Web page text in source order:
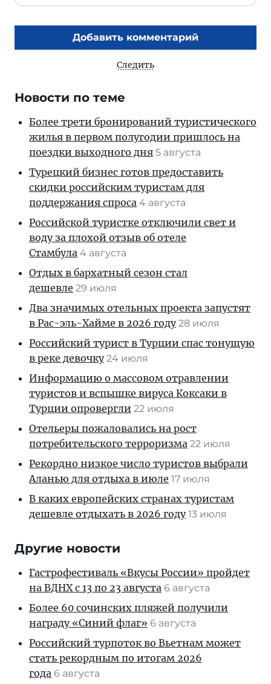
Добавить комментарий
Следить
Новости по теме
Более трети бронирований туристического
жилья в первом полугодии пришлось на
поездки выходного дня 5 августа
Турецкий бизнес готов предоставить
скидки российским туристам для
поддержания спроса 4 августа
Российской туристке отключили свет и
воду за плохой отзыв об отеле
Стамбула 4 августа
Отдых в бархатный сезон стал
дешевле 29 июля
Два значимых отельных проекта запустят
в Рас-эль-Хайме в 2026 году 28 июля
Российский турист в Турции спас тонущую
в реке девочку 24 июля
Информацию о массовом отравлении
туристов и вспышке вируса Коксаки в
Турции опровергли 22 июля
Отельеры пожаловались на рост
потребительского терроризма 22 июля
Рекордно низкое число туристов выбрали
Аланью для отдыха в июле 17 июля
В каких европейских странах туристам
дешевле отдыхать в 2026 году 13 июля
Другие новости
Гастрофестиваль «Вкусы России» пройдет
на ВДНХ с 13 по 23 августа 6 августа
Более 60 сочинских пляжей получили
награду «Синий флаг» 6 августа
Российский турпоток во Вьетнам может
стать рекордным по итогам 2026
года 6 августа